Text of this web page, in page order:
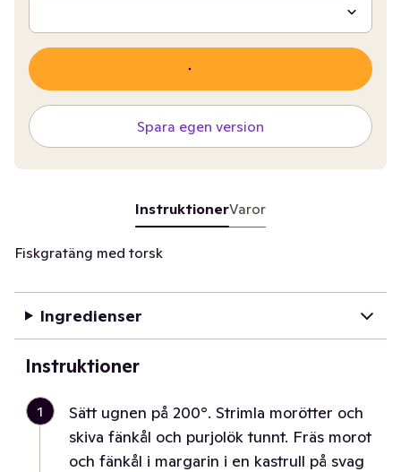
Spara egen version
InstruktionerVaror
Fiskgratäng med torsk
Ingredienser
Instruktioner
1
Sätt ugnen på 200°. Strimla morötter och
skiva fänkål och purjolök tunnt. Fräs morot
och fänkål i margarin i en kastrull på svag